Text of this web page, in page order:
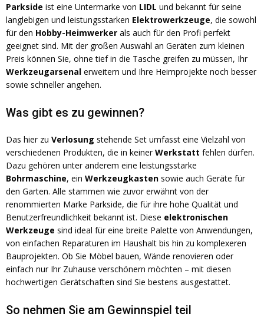
Parkside ist eine Untermarke von LIDL und bekannt für seine
langlebigen und leistungsstarken Elektrowerkzeuge, die sowohl
für den Hobby-Heimwerker als auch für den Profi perfekt
geeignet sind. Mit der großen Auswahl an Geräten zum kleinen
Preis können Sie, ohne tief in die Tasche greifen zu müssen, Ihr
Werkzeugarsenal erweitern und Ihre Heimprojekte noch besser
sowie schneller angehen.
Was gibt es zu gewinnen?
Das hier zu Verlosung stehende Set umfasst eine Vielzahl von
verschiedenen Produkten, die in keinerWerkstatt fehlen dürfen.
Dazu gehören unter anderem eine leistungsstarke
Bohrmaschine, ein Werkzeugkasten sowie auch Geräte für
den Garten. Alle stammen wie zuvor erwähnt von der
renommierten Marke Parkside, die für ihre hohe Qualität und
Benutzerfreundlichkeit bekannt ist. Diese elektronischen
Werkzeuge sind ideal für eine breite Palette von Anwendungen,
von einfachen Reparaturen im Haushalt bis hin zu komplexeren
Bauprojekten. Ob Sie Möbel bauen, Wände renovieren oder
einfach nur Ihr Zuhause verschönern möchten – mit diesen
hochwertigen Gerätschaften sind Sie bestens ausgestattet.
So nehmen Sie am Gewinnspiel teil